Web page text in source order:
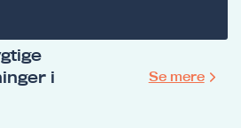
i
Se mere